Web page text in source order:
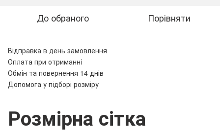
До обраного Порівняти
Відправка в день замовлення
Оплата при отриманні
Обмін та повернення 14 днів
Допомога у підборі розміру
Розмірна сітка